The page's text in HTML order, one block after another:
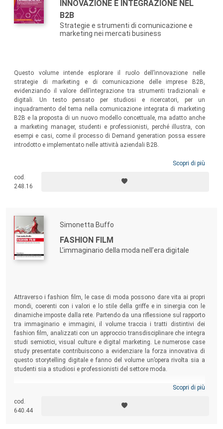
INNOVAZIONE E INTEGRAZIONE NEL
B2B
Strategie e strumenti di comunicazione e
marketing nei mercati business
Questo volume intende esplorare il ruolo dell’innovazione nelle
strategie di marketing e di comunicazione delle imprese B2B,
evidenziando il valore dell’integrazione tra strumenti tradizionali e
digitali. Un testo pensato per studiosi e ricercatori, per un
inquadramento del tema nella comunicazione integrata di marketing
B2B e la proposta di un nuovo modello concettuale, ma adatto anche
a marketing manager, studenti e professionisti, perché illustra, con
esempi e casi, come il processo di Demand generation possa essere
introdotto e implementato nelle attività aziendali B2B.
Scopri di più
cod.
248.16
Simonetta Buffo
FASHION FILM
L’immaginario della moda nell’era digitale
Attraverso i fashion film, le case di moda possono dare vita ai propri
mondi, coerenti con i valori e lo stile della griffe e in sinergia con le
dinamiche imposte dalla rete. Partendo da una riflessione sul rapporto
tra immaginario e immagini, il volume traccia i tratti distintivi dei
fashion film, analizzati con un approccio transdisciplinare che integra
studi semiotici, visual culture e digital marketing. Le numerose case
study presentate contribuiscono a evidenziare la forza innovativa di
questo storytelling digitale e fanno del volume un’opera rivolta sia a
studenti sia a studiosi e professionisti del settore moda.
Scopri di più
cod.
640.44